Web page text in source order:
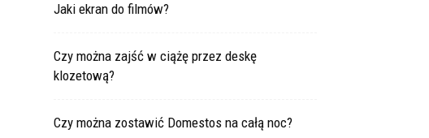
Jaki ekran do filmów?
Czy można zajść w ciążę przez deskę
klozetową?
Czy można zostawić Domestos na całą noc?